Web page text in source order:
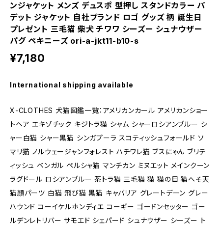
ンジャケット メンズ デュスポ 型押し スタンドカラー パ
デット ジャケット 自社ブランド ロゴ グッズ 柄 誕生日
プレゼント 三毛猫 柴犬 チワワ シーズー シュナウザー
パグ ペキニーズ ori-a-jkt11-b10-s
¥7,180
International shipping available
X-CLOTHES 犬猫図鑑一覧：アメリカンカール アメリカンショー
トヘア エキゾチック キジトラ猫 シャム シャーロシアンブルー シ
ャー白猫 シャー黒猫 シンガプーラ スコティッシュフォールド ソ
マリ猫 ノルウェージャンフォレスト ハチワレ猫 ブスにゃん ブリテ
ィッシュ ベンガル ペルシャ猫 マンチカン ミヌエット メインクーン
ラグドール ロシアンブルー 茶トラ猫 三毛猫 猫 猫の目 猫へそ天
猫顔パーツ 白猫 飛び猫 黒猫 キャバリア グレートデーン グレー
ハウンド コーイケルホンディエ コーギー ゴードンセッター ゴー
ルデンレトリバー サモエド シェパード シュナウザー シーズー ト